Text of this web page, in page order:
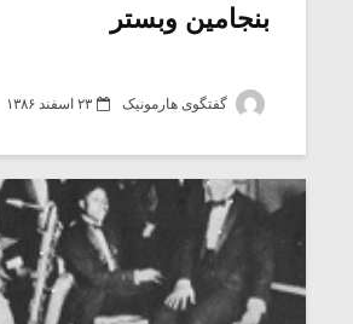
بنجامین وبستر
گفتگوی هارمونیک ۲۳ اسفند ۱۳۸۶